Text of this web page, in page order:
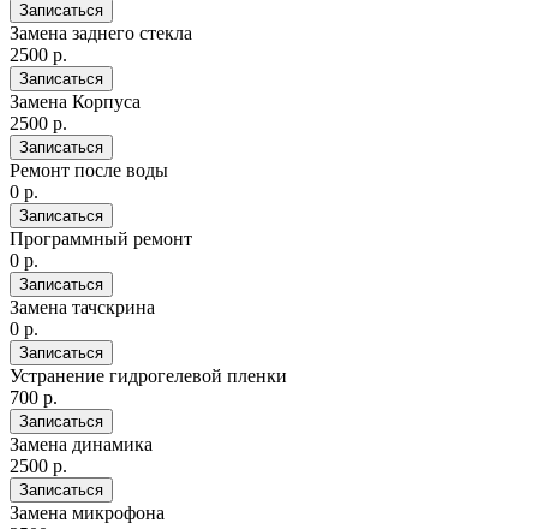
Записаться
Замена заднего стекла
2500 р.
Записаться
Замена Корпуса
2500 р.
Записаться
Ремонт после воды
0 р.
Записаться
Программный ремонт
0 р.
Записаться
Замена тачскрина
0 р.
Записаться
Устранение гидрогелевой пленки
700 р.
Записаться
Замена динамика
2500 р.
Записаться
Замена микрофона